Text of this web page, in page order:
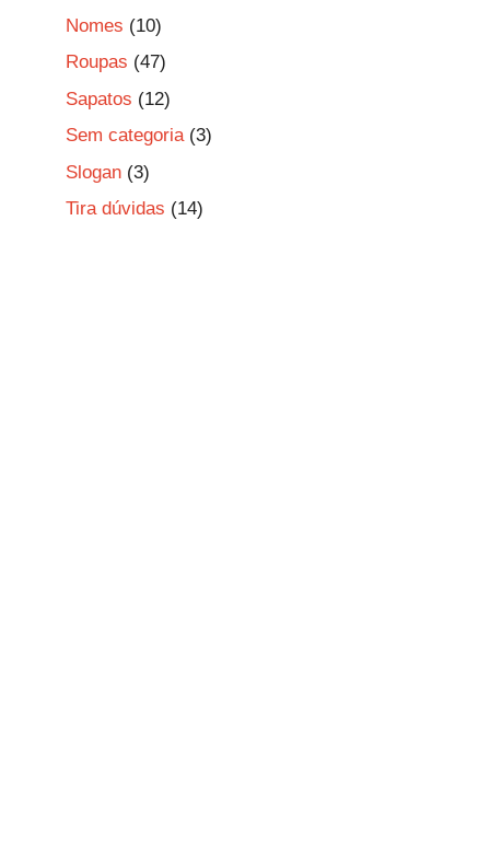
Nomes (10)
Roupas (47)
Sapatos (12)
Sem categoria(3)
Slogan (3)
Tira dúvidas (14)